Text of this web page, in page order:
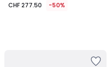
CHF 277.50 -50%